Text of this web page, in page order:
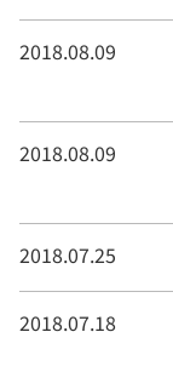
2018.08.09
2018.08.09
2018.07.25
2018.07.18